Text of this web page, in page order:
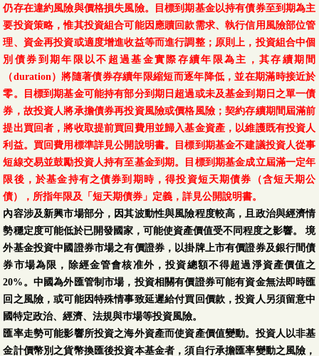
仍存在違約風險與價格損失風險。目標到期基金以持有債券至到期為主
要投資策略，惟其投資組合可能因應贖回款需求、執行信用風險部位管
理、資金再投資或適度增進收益等而進行調整；原則上，投資組合中個
別債券到期年限以不超過基金實際存續年限為主，其存續期間
（duration）將隨著債券存續年限縮短而逐年降低，並在期滿時接近於
零。目標到期基金可能持有部分到期日超過或未及基金到期日之單一債
券，故投資人將承擔債券再投資風險或價格風險；契約存續期間屆滿前
提出買回者，將收取提前買回費用並歸入基金資產，以維護既有投資人
利益。買回費用標準詳見公開說明書。目標到期基金不建議投資人從事
短線交易並鼓勵投資人持有至基金到期。目標到期基金成立屆滿一定年
限後，於基金持有之債券到期時，得投資短天期債券（含短天期公
債），所指年限及「短天期債券」定義，詳見公開說明書。
內容涉及新興市場部分，因其波動性與風險程度較高，且政治與經濟情
勢穩定度可能低於已開發國家，可能使資產價值受不同程度之影響。 境
外基金投資中國證券市場之有價證券，以掛牌上市有價證券及銀行間債
券市場為限，除經金管會核准外，投資總額不得超過淨資產價值之
20%。中國為外匯管制市場，投資相關有價證券可能有資金無法即時匯
回之風險，或可能因特殊情事致延遲給付買回價款，投資人另須留意中
國特定政治、經濟、法規與巿場等投資風險。
匯率走勢可能影響所投資之海外資產而使資產價值變動。投資人以非基
金計價幣別之貨幣換匯後投資本基金者，須自行承擔匯率變動之風險，